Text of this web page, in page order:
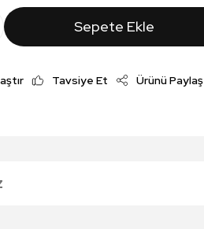
Sepete Ekle
Tavsiye Et Ürünü Paylaş